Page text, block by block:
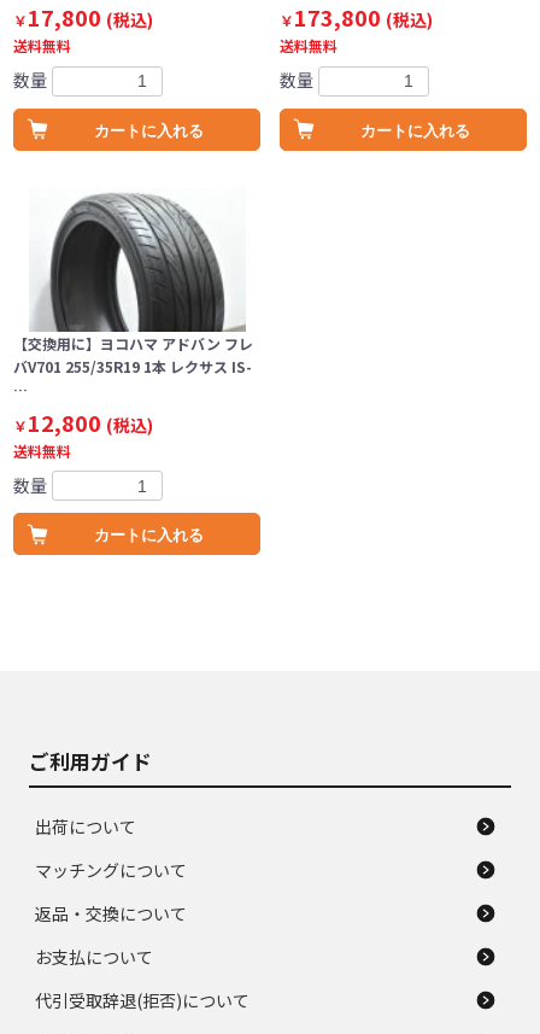
￥17,800 (税込)
送料無料
数量
カートに入れる
￥173,800 (税込)
送料無料
数量
カートに入れる
【交換用に】ヨコハマ アドバン フレ
バV701 255/35R19 1本 レクサス IS-
…
￥12,800 (税込)
送料無料
数量
カートに入れる
ご利用ガイド
出荷について
マッチングについて
返品・交換について
お支払について
代引受取辞退(拒否)について